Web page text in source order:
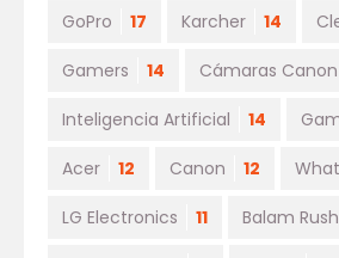
GoPro 17 Karcher 14
Gamers 14 Cámaras Canon
Inteligencia Artificial 14
Acer 12 Canon 12
LG Electronics 11 Balam Rush